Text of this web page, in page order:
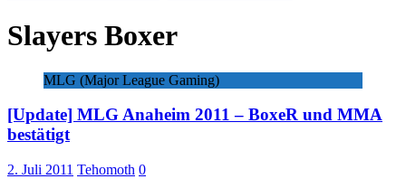
Slayers Boxer
MLG (Major League Gaming)
[Update] MLG Anaheim 2011 – BoxeR und MMA
bestätigt
2. Juli 2011 Tehomoth 0